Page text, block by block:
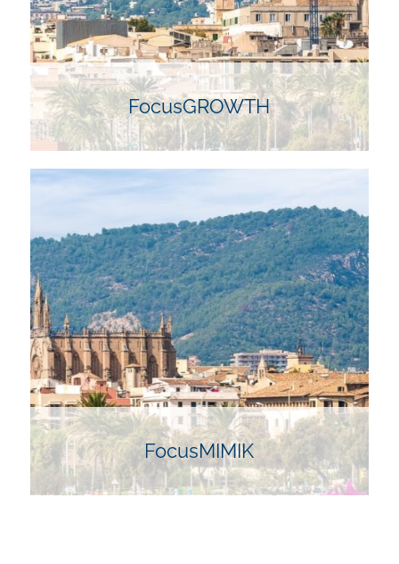
FocusGROWTH
FocusGROWTH ist ein maßgeschneidertes Konzept
gezielte Abstimmung und strategische Planung ein
einheitliches Vorgehen und tiefes Verständnis im
Team zu schaffen. Das Training kombiniert
professionelle Entwicklung mit Wachstum und
strategischer Reflexion in einer entspannten
Umgebung.
FocusMIMIK